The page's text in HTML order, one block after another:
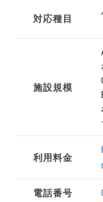
対応種目
施設規模
利用料金
電話番号